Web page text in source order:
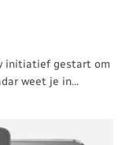
initiatief gestart om
weet je in…